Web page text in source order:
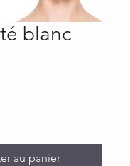
blanc
au panier